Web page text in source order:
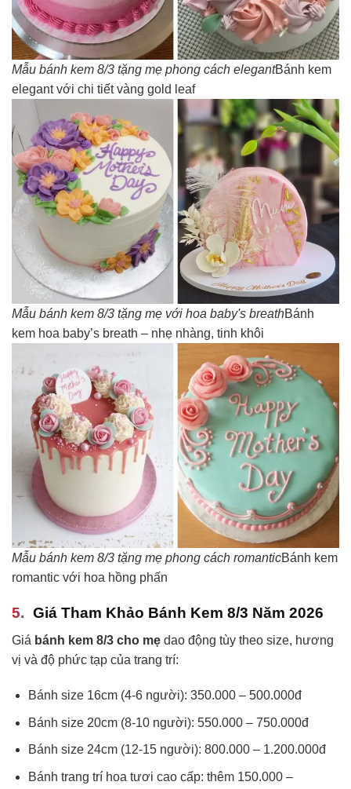
Mẫu bánh kem 8/3 tặng mẹ phong cách elegantBánh kem
elegant với chi tiết vàng gold leaf
Mẫu bánh kem 8/3 tặng mẹ với hoa baby's breathBánh
kem hoa baby’s breath – nhẹ nhàng, tinh khôi
Mẫu bánh kem 8/3 tặng mẹ phong cách romanticBánh kem
romantic với hoa hồng phấn
Giá Tham Khảo Bánh Kem 8/3 Năm 2026
Giá bánh kem 8/3 cho mẹ dao động tùy theo size, hương
vị và độ phức tạp của trang trí:
Bánh size 16cm (4-6 người): 350.000 – 500.000đ
Bánh size 20cm (8-10 người): 550.000 – 750.000đ
Bánh size 24cm (12-15 người): 800.000 – 1.200.000đ
Bánh trang trí hoa tươi cao cấp: thêm 150.000 –